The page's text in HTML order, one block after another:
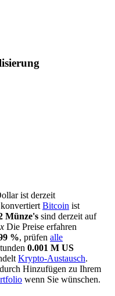
ist derzeit
Bitcoin ist
Münze's sind derzeit auf
Die Preise erfahren
%, prüfen alle
0.001 M US
Krypto-Austausch.
Hinzufügen zu Ihrem
wenn Sie wünschen.